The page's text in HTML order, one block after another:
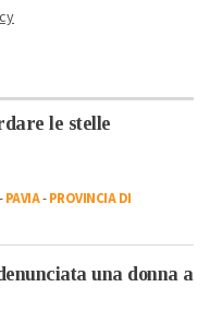
le stelle
PAVIA-PROVINCIA DI
una donna a